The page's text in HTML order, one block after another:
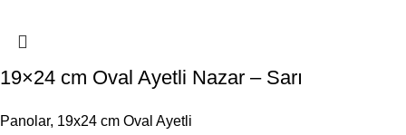
19×24 cm Oval Ayetli Nazar – Sarı
Panolar, 19x24 cm Oval Ayetli